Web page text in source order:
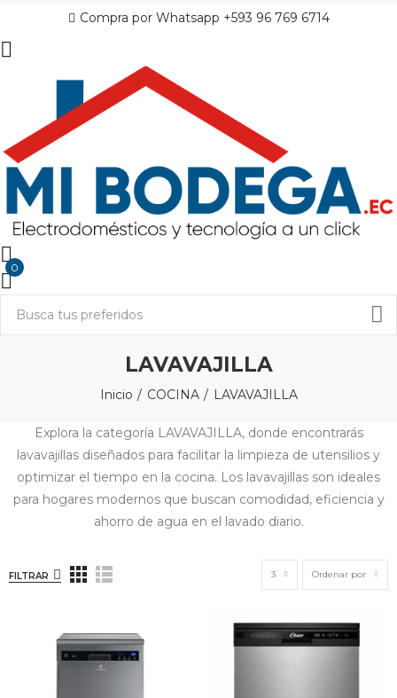
Compra por Whatsapp +593 96 769 6714
0
LAVAVAJILLA
Inicio COCINA LAVAVAJILLA
Explora la categoría LAVAVAJILLA, donde encontrarás
lavavajillas diseñados para facilitar la limpieza de utensilios y
optimizar el tiempo en la cocina. Los lavavajillas son ideales
para hogares modernos que buscan comodidad, eficiencia y
ahorro de agua en el lavado diario.
FILTRAR 3 Ordenar por